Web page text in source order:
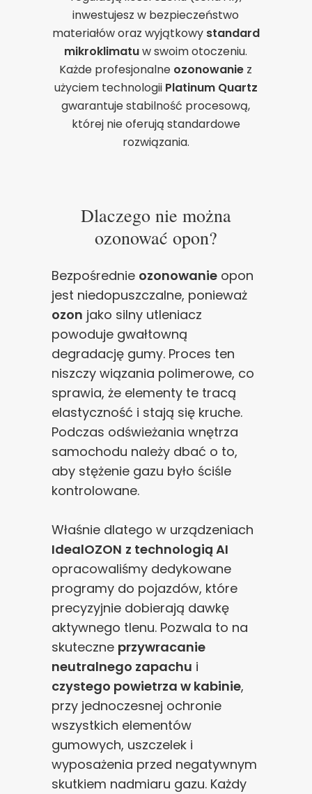
inwestujesz w bezpieczeństwo
materiałów oraz wyjątkowy standard
mikroklimatuw swoim otoczeniu.
Każde profesjonalne ozonowanie z
użyciem technologii Platinum Quartz
gwarantuje stabilność procesową,
której nie oferują standardowe
rozwiązania.
Dlaczego nie można
ozonować opon?
Bezpośrednie ozonowanie opon
jest niedopuszczalne, ponieważ
ozon jako silny utleniacz
powoduje gwałtowną
degradację gumy. Proces ten
niszczy wiązania polimerowe, co
sprawia, że elementy te tracą
elastyczność i stają się kruche.
Podczas odświeżania wnętrza
samochodu należy dbać o to,
aby stężenie gazu było ściśle
kontrolowane.
Właśnie dlatego w urządzeniach
IdealOZON z technologią AI
opracowaliśmy dedykowane
programy do pojazdów, które
precyzyjnie dobierają dawkę
aktywnego tlenu. Pozwala to na
skuteczne przywracanie
neutralnego zapachu i
czystego powietrza w kabinie,
przy jednoczesnej ochronie
wszystkich elementów
gumowych, uszczelek i
wyposażenia przed negatywnym
skutkiem nadmiaru gazu. Każdy